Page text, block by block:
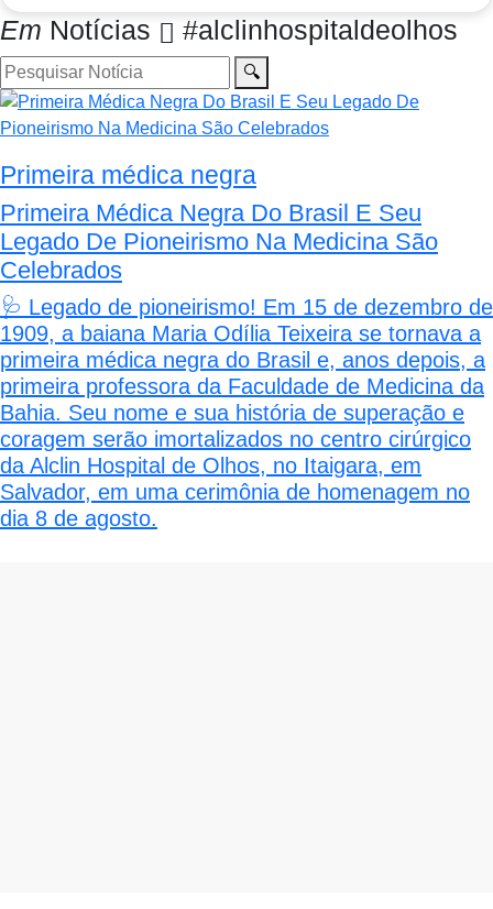
Em Notícias #alclinhospitaldeolhos
🔍
Primeira médica negra
Primeira Médica Negra Do Brasil E Seu
Legado De Pioneirismo Na Medicina São
Celebrados
🩺 Legado de pioneirismo! Em 15 de dezembro de
1909, a baiana Maria Odília Teixeira se tornava a
primeira médica negra do Brasil e, anos depois, a
primeira professora da Faculdade de Medicina da
Bahia. Seu nome e sua história de superação e
coragem serão imortalizados no centro cirúrgico
da Alclin Hospital de Olhos, no Itaigara, em
Salvador, em uma cerimônia de homenagem no
dia 8 de agosto.